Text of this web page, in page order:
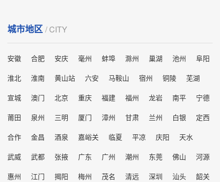
城市地区 / CITY
安徽 合肥 安庆 毫州 蚌埠 滁州 巢湖 池州
阜阳
淮北
淮南 黄山站 六安 马鞍山 宿州 铜陵
芜湖
宣城
澳门 北京 重庆 福建 福州 龙岩 南平
宁德
莆田
泉州 三明 厦门 漳州 甘肃 兰州 白银
定西
合作
金昌 酒泉 嘉峪关 临夏 平凉 庆阳
天水
武威
武都 张掖 广东 广州 潮州 东莞 佛山
河源
惠州
江门 揭阳 梅州 茂名 清远 深圳 汕头
韶关